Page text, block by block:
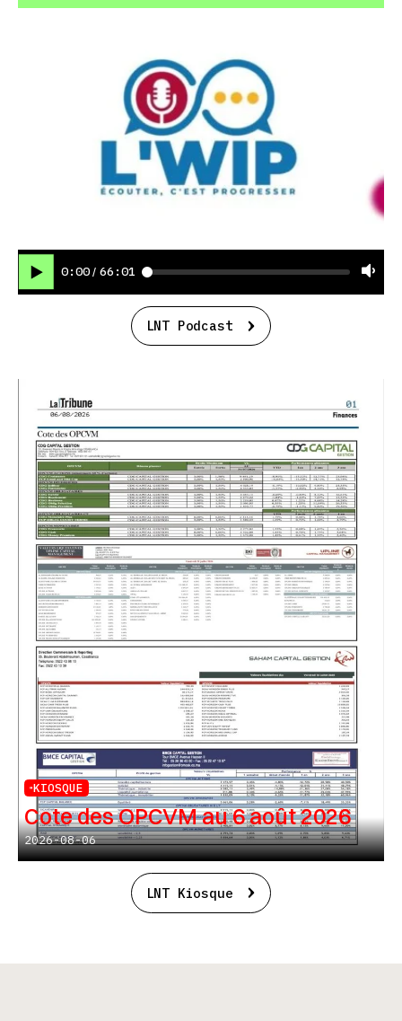
0:00 / 66:01
LNT Podcast
KIOSQUE
Cote des OPCVM au 6 août 2026
2026-08-06
LNT Kiosque